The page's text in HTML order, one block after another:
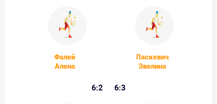
Фалей
Алена
Ласкевич
Эвелина
6:2 6:3